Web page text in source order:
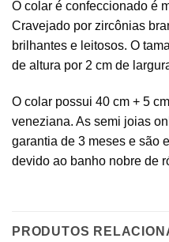
O colar é confeccionado é
Cravejado por zircônias
brilhantes e leitosos. O
de altura por 2 cm de
O colar possui 40 cm + 5
veneziana. As semi joias
garantia de 3 meses e são
devido ao banho nobre de
PRODUTOS